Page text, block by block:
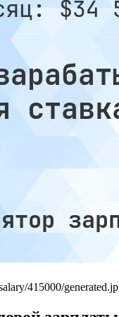
415000/